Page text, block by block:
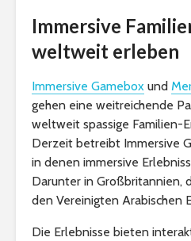
Immersive
weltweit erleben
Immersive Gamebox und
gehen eine weitreichende
weltweit spassige Familien-
Derzeit betreibt Immersive
in denen immersive
Darunter in Großbritannien,
den Vereinigten Arabischen
Die Erlebnisse bieten